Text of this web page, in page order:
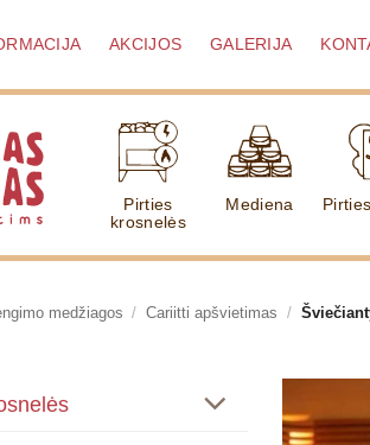
AKCIJOS GALERIJA
Pirties
krosnelės
Mediena
medžiagos / Cariitti apšvietimas /